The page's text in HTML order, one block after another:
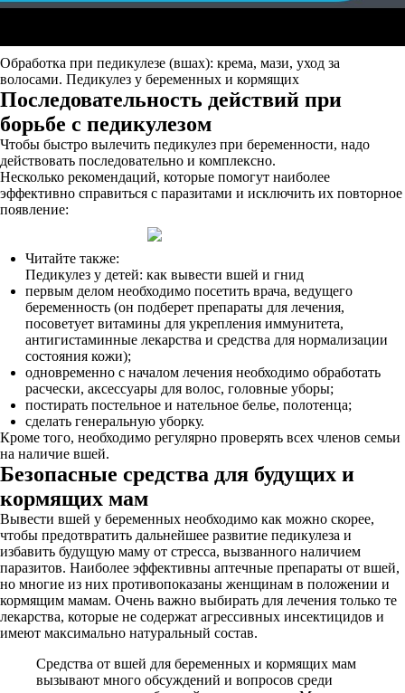
Обработка при педикулезе (вшах): крема, мази, уход за
волосами. Педикулез у беременных и кормящих
Последовательность действий при
борьбе с педикулезом
Чтобы быстро вылечить педикулез при беременности, надо
действовать последовательно и комплексно.
Несколько рекомендаций, которые помогут наиболее
эффективно справиться с паразитами и исключить их повторное
появление:
Читайте также:
Педикулез у детей: как вывести вшей и гнид
первым делом необходимо посетить врача, ведущего
беременность (он подберет препараты для лечения,
посоветует витамины для укрепления иммунитета,
антигистаминные лекарства и средства для нормализации
состояния кожи);
одновременно с началом лечения необходимо обработать
расчески, аксессуары для волос, головные уборы;
постирать постельное и нательное белье, полотенца;
сделать генеральную уборку.
Кроме того, необходимо регулярно проверять всех членов семьи
на наличие вшей.
Безопасные средства для будущих и
кормящих мам
Вывести вшей у беременных необходимо как можно скорее,
чтобы предотвратить дальнейшее развитие педикулеза и
избавить будущую маму от стресса, вызванного наличием
паразитов. Наиболее эффективны аптечные препараты от вшей,
но многие из них противопоказаны женщинам в положении и
кормящим мамам. Очень важно выбирать для лечения только те
лекарства, которые не содержат агрессивных инсектицидов и
имеют максимально натуральный состав.
Средства от вшей для беременных и кормящих мам
вызывают много обсуждений и вопросов среди